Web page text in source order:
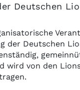
Deutschen
der Deutschen
wird von den